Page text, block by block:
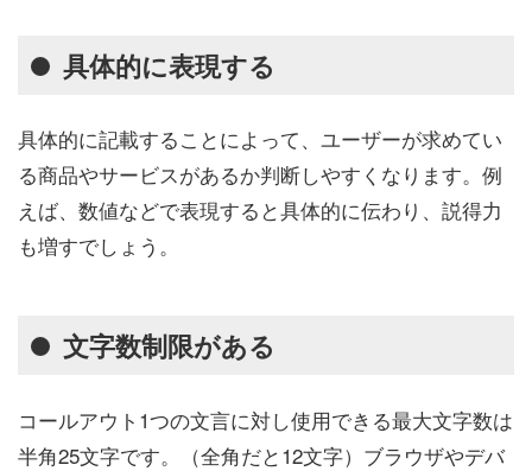
具体的に表現する
具体的に記載することによって、ユーザーが求めてい
る商品やサービスがあるか判断しやすくなります。例
えば、数値などで表現すると具体的に伝わり、説得力
も増すでしょう。
文字数制限がある
コールアウト1つの文言に対し使用できる最大文字数は
半角25文字です。（全角だと12文字）ブラウザやデバ